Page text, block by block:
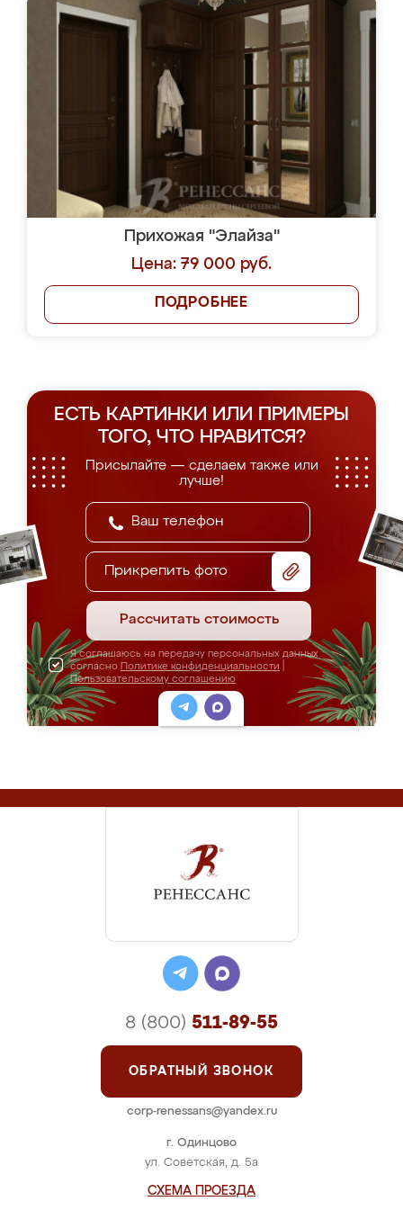
Прихожая "Элайза"
Цена: 79 000 руб.
ПОДРОБНЕЕ
ЕСТЬ КАРТИНКИ ИЛИ ПРИМЕРЫ
ТОГО, ЧТО НРАВИТСЯ?
Присылайте — сделаем также или
лучше!
Прикрепить фото
Рассчитать стоимость
Я соглашаюсь на передачу персональных данных
согласно Политике конфиденциальности
Пользовательскому соглашению
г. Одинцово
ул. Советская, д. 5а
СХЕМА ПРОЕЗДА
8 (800) 511-89-55
ОБРАТНЫЙ ЗВОНОК
corp-renessans@yandex.ru